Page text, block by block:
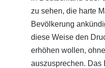
zu sehen, die harte
Bevölkerung
diese Weise den
erhöhen wollen,
auszusprechen. Das